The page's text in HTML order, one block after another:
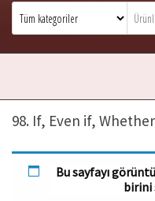
Özer Kiraz
98. If, Even if,
Bu sayfayı
birini